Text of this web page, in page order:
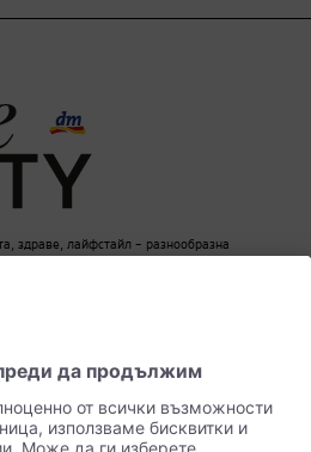
здраве, лайфстайл – разнообразна